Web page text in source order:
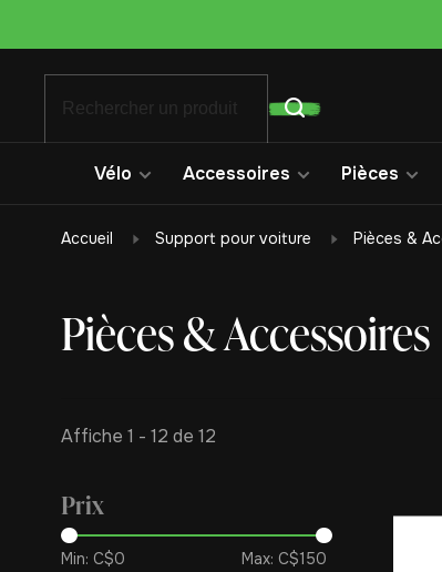
Vélo Accessoires Pièces
Accueil Support pour voiture Pièces &
Pièces & Accessoires
Affiche 1 - 12 de 12
Prix
Min: C$0 Max: C$150